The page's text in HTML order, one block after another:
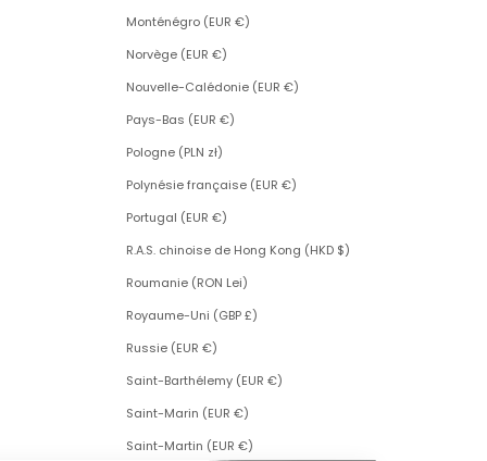
Monténégro (EUR €)
Norvège (EUR €)
Nouvelle-Calédonie (EUR €)
Pays-Bas (EUR €)
Pologne (PLN zł)
Polynésie française (EUR €)
Portugal (EUR €)
R.A.S. chinoise de Hong Kong (HKD $)
Roumanie (RON Lei)
Royaume-Uni (GBP £)
Russie (EUR €)
Saint-Barthélemy (EUR €)
Saint-Marin (EUR €)
Saint-Martin (EUR €)